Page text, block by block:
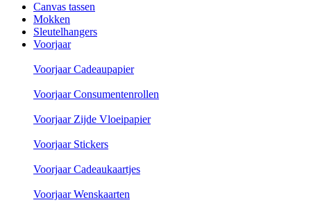
Canvas tassen
Mokken
Sleutelhangers
Voorjaar
Voorjaar Cadeaupapier
Voorjaar Consumentenrollen
Voorjaar Zijde Vloeipapier
Voorjaar Stickers
Voorjaar Cadeaukaartjes
Voorjaar Wenskaarten